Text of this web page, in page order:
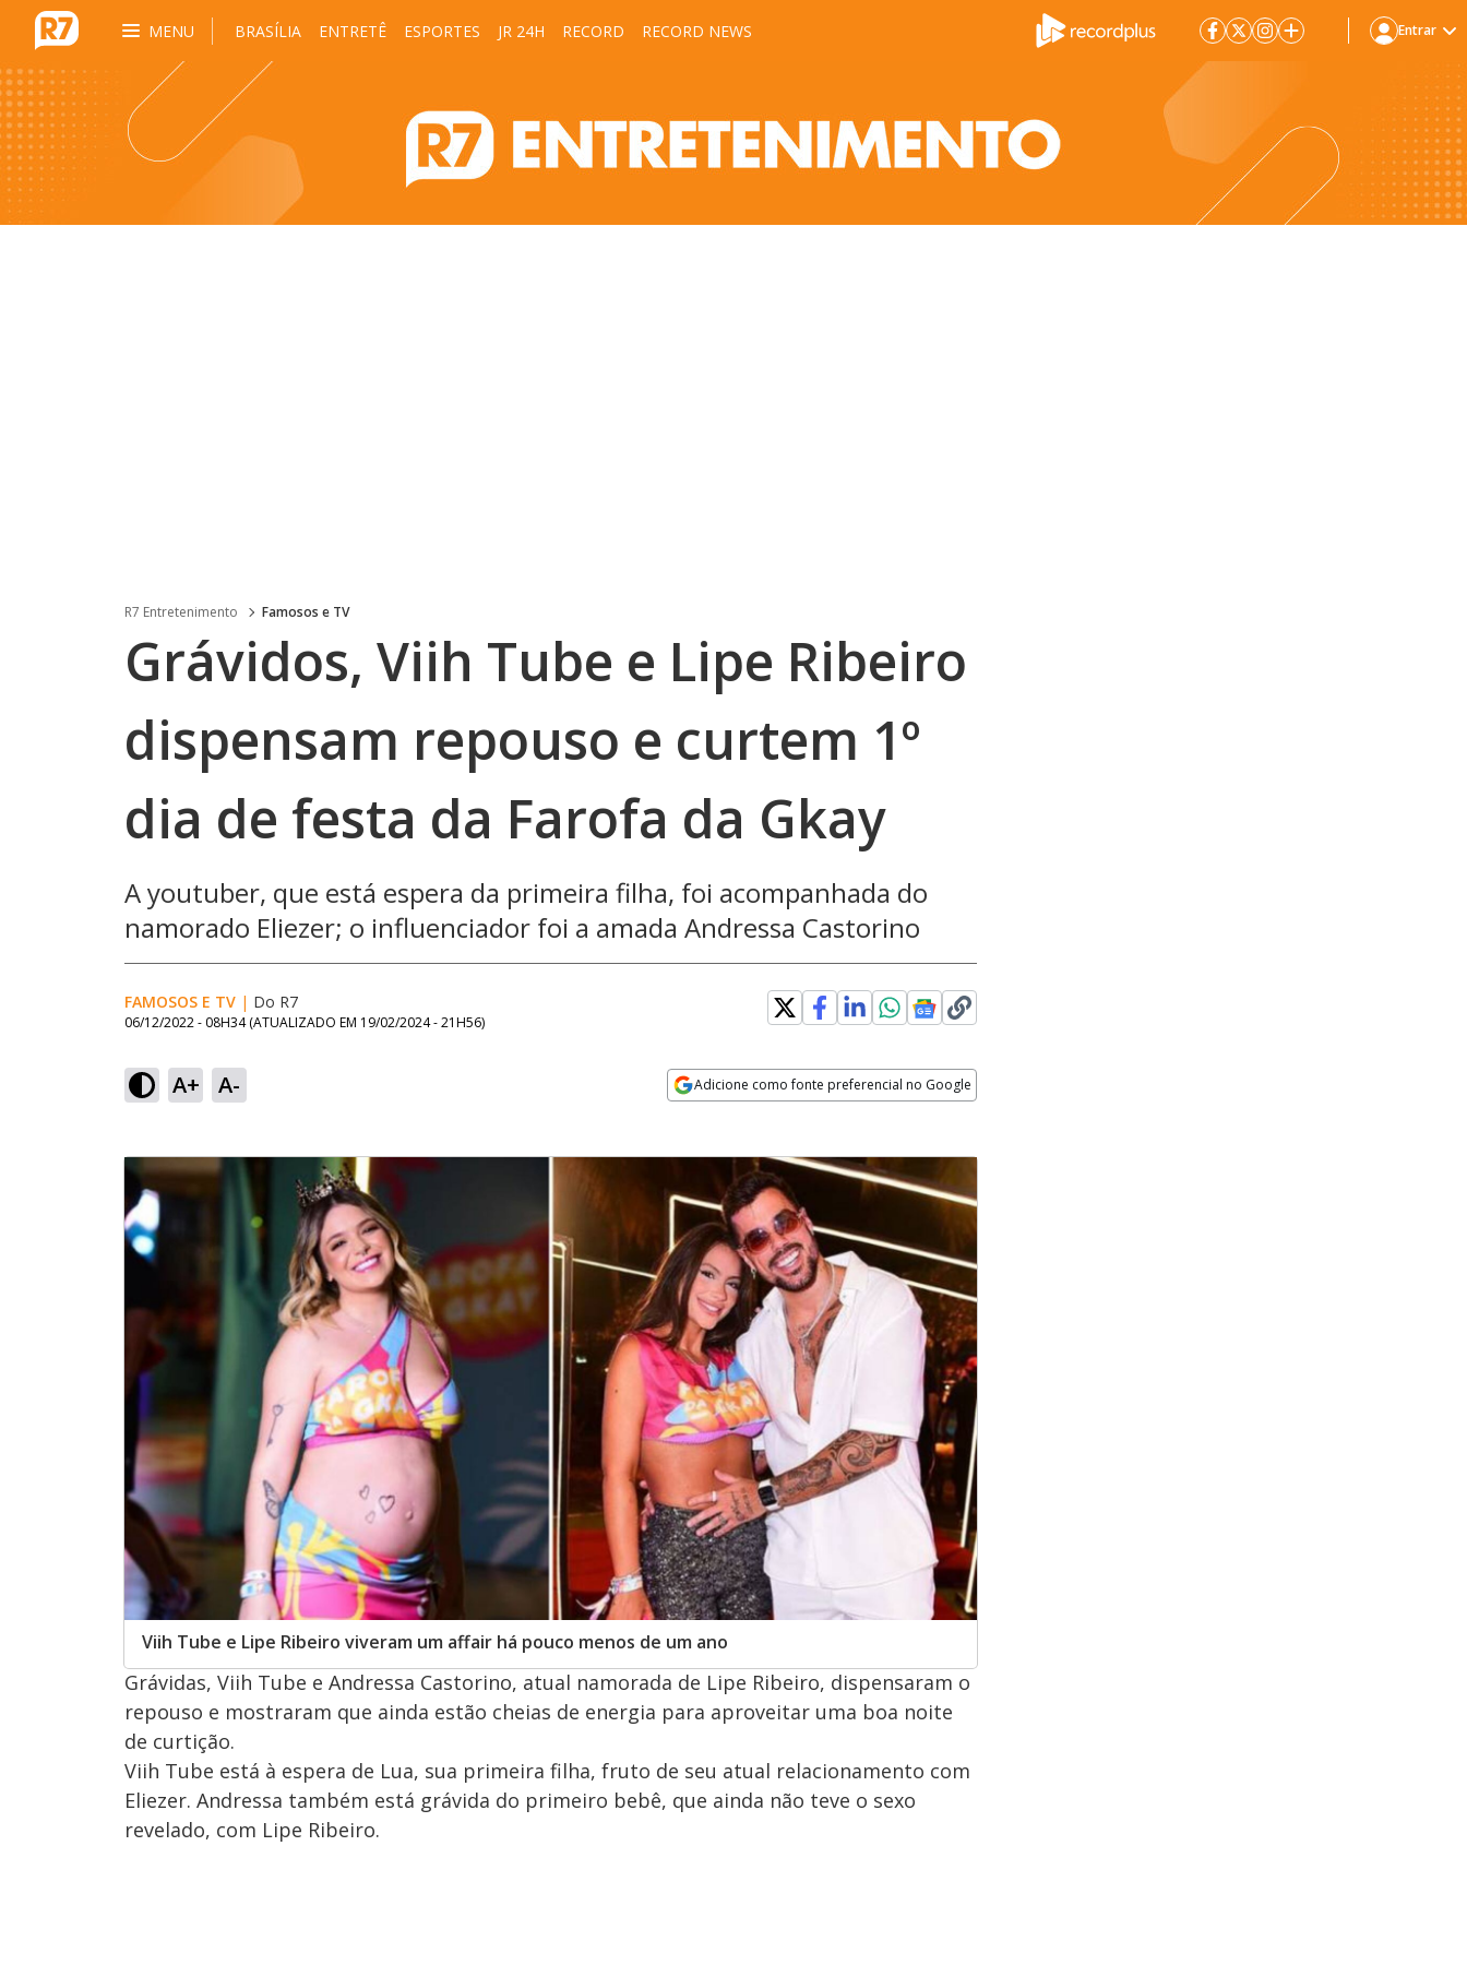
MENU BRASÍLIA ENTRETÊ ESPORTES JR 24H RECORD RECORD NEWS Entrar
R7 Entretenimento Famosos e TV
Grávidos, Viih Tube e Lipe Ribeiro
dispensam repouso e curtem 1º
dia de festa da Farofa da Gkay
A youtuber, que está espera da primeira filha, foi acompanhada do
namorado Eliezer; o influenciador foi a amada Andressa Castorino
FAMOSOS E TV | Do R7
06/12/2022 - 08H34 (ATUALIZADO EM 19/02/2024 - 21H56)
A+ A- Adicione como fonte preferencial no Google
Viih Tube e Lipe Ribeiro viveram um affair há pouco menos de um ano
Grávidas, Viih Tube e Andressa Castorino, atual namorada de Lipe Ribeiro, dispensaram o
repouso e mostraram que ainda estão cheias de energia para aproveitar uma boa noite
de curtição.
Viih Tube está à espera de Lua, sua primeira filha, fruto de seu atual relacionamento com
Eliezer. Andressa também está grávida do primeiro bebê, que ainda não teve o sexo
revelado, com Lipe Ribeiro.